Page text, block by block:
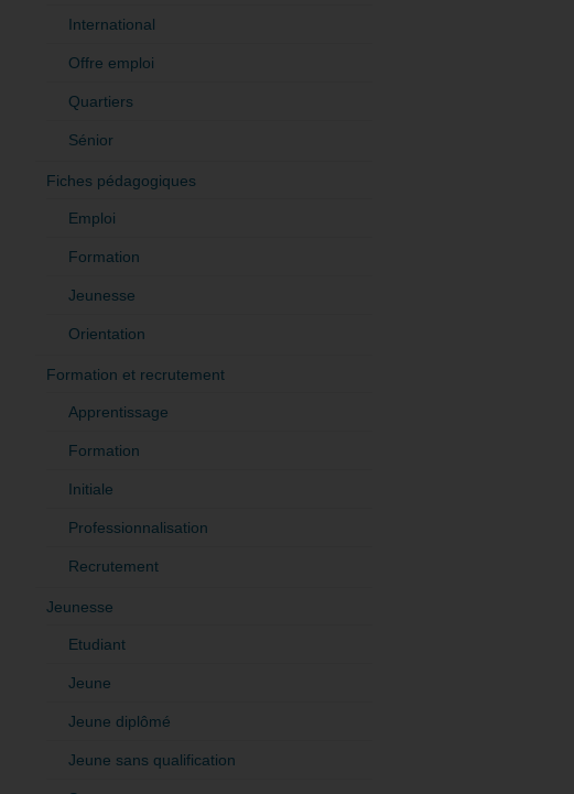
International
Offre emploi
Quartiers
Sénior
Fiches pédagogiques
Emploi
Formation
Jeunesse
Orientation
Formation et recrutement
Apprentissage
Formation
Initiale
Professionnalisation
Recrutement
Jeunesse
Etudiant
Jeune
Jeune diplômé
Jeune sans qualification